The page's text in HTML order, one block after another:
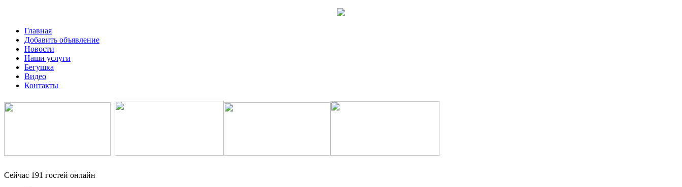
Главная
Добавить объявление
Новости
Наши услуги
Бегушка
Видео
Контакты
Сейчас 191 гостей онлайн